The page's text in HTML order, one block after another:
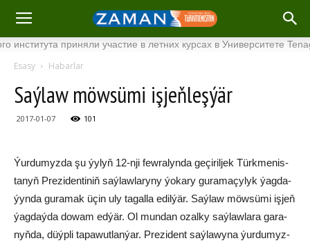
приняли участие в летних курсах в Университете Tenaga
Esasy Habarlar
Saý­law möw­sü­mi iş­jeň­leşýär
2017-01-07 101
Ýur­du­myz­da şu ýy­lyň 12-nji few­ra­lyn­da ge­çi­ril­jek Türk­me­nis­
ta­nyň Pre­zi­den­ti­niň saý­law­la­ry­ny ýo­ka­ry gu­ra­ma­çy­lyk ýag­da­
ýyn­da gu­ra­mak üçin uly ta­gal­la edil­ýär. Saý­law möw­sü­mi iş­jeň
ýag­daý­da do­wam ed­ýär. Ol mun­dan ozal­ky saý­law­la­ra ga­ra­
nyň­da, düýp­li ta­pa­wut­lan­ýar. Pre­zi­dent saý­la­wy­na ýur­du­myz­